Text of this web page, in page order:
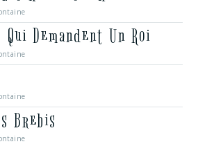
Demandent Un Roi
Brebis